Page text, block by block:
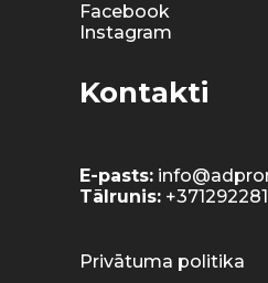
Facebook
Instagram
Kontakti
E-pasts:
Tālrunis:
Privātuma politika